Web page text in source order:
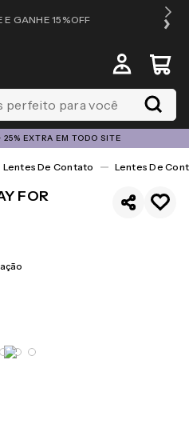
GANHE 15%OFF
você
EXTRA EM TODO SITE
Lentes De Contato Lentes De
FOR